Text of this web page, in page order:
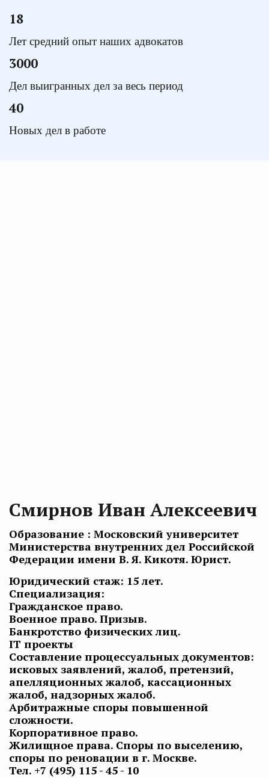
18
Лет средний опыт наших адвокатов
3000
Дел выигранных дел за весь период
40
Новых дел в работе
Смирнов Иван Алексеевич
Образование : Московский университет
Министерства внутренних дел Российской
Федерации имени В. Я. Кикотя. Юрист.
Юридический стаж: 15 лет.
Специализация:
Гражданское право.
Военное право. Призыв.
Банкротство физических лиц.
IT проекты
Составление процессуальных документов:
исковых заявлений, жалоб, претензий,
апелляционных жалоб, кассационных
жалоб, надзорных жалоб.
Арбитражные споры повышенной
сложности.
Корпоративное право.
Жилищное права. Споры по выселению,
споры по реновации в г. Москве.
Тел. +7 (495) 115 - 45 - 10